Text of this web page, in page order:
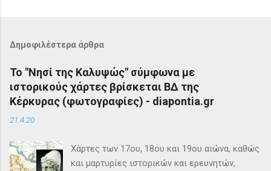
Δημοφιλέστερα άρθρα
Το "Νησί της Καλυψώς" σύμφωνα με
ιστορικούς χάρτες βρίσκεται ΒΔ της
Κέρκυρας (φωτογραφίες) - diapontia.gr
21.4.20
Χάρτες των 17ου, 18ου και 19ου αιώνα, καθώς
και μαρτυρίες ιστορικών και ερευνητών,